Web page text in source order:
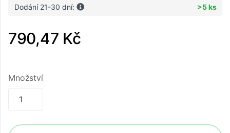
Dodání 21-30 dní: >5 ks
790,47 Kč
Množství